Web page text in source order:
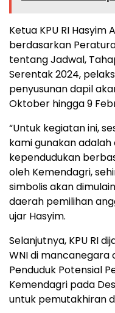
Ketua KPU RI Hasyim
berdasarkan
tentang Jadwal,
Serentak 2024,
penyusunan dapil
Oktober hingga 9
“Untuk kegiatan ini,
kami gunakan
kependudukan
oleh Kemendagri,
simbolis akan
daerah pemilihan
ujar Hasyim.
Selanjutnya, KPU RI
WNI di
Penduduk Potensial
Kemendagri pada
untuk pemutakhiran